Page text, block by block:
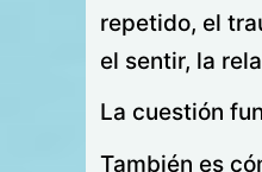
repetido, el
el sentir, la
La cuestión
También es